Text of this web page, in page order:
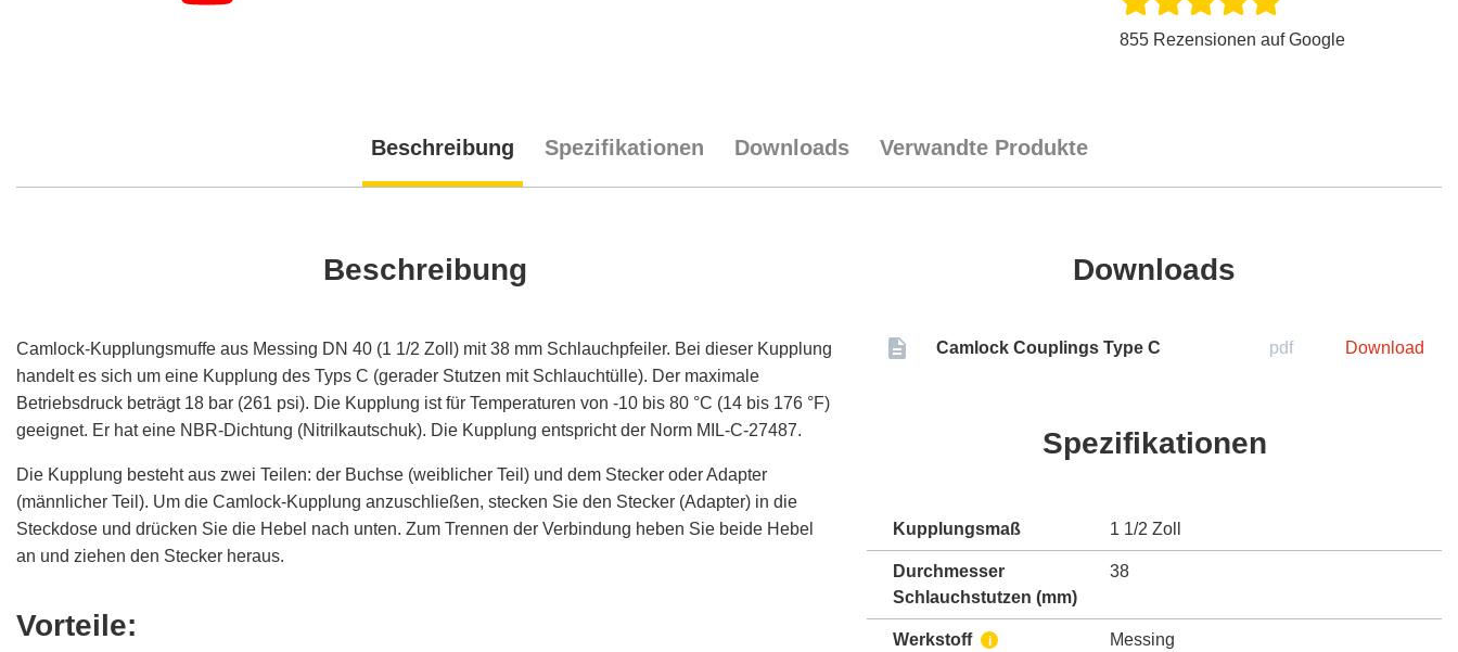
855 Rezensionen auf Google
Beschreibung Spezifikationen Downloads Verwandte Produkte
Beschreibung
Camlock-Kupplungsmuffe aus Messing DN 40 (1 1/2 Zoll) mit 38 mm Schlauchpfeiler. Bei dieser Kupplung
handelt es sich um eine Kupplung des Typs C (gerader Stutzen mit Schlauchtülle). Der maximale
Betriebsdruck beträgt 18 bar (261 psi). Die Kupplung ist für Temperaturen von -10 bis 80 °C (14 bis 176 °F)
geeignet. Er hat eine NBR-Dichtung (Nitrilkautschuk). Die Kupplung entspricht der Norm MIL-C-27487.
Die Kupplung besteht aus zwei Teilen: der Buchse (weiblicher Teil) und dem Stecker oder Adapter
(männlicher Teil). Um die Camlock-Kupplung anzuschließen, stecken Sie den Stecker (Adapter) in die
Steckdose und drücken Sie die Hebel nach unten. Zum Trennen der Verbindung heben Sie beide Hebel
an und ziehen den Stecker heraus.
Vorteile:
Downloads
Camlock Couplings Type C pdf Download
Spezifikationen
Kupplungsmaß 1 1/2 Zoll
Durchmesser
Schlauchstutzen (mm)
38
Werkstoff i Messing